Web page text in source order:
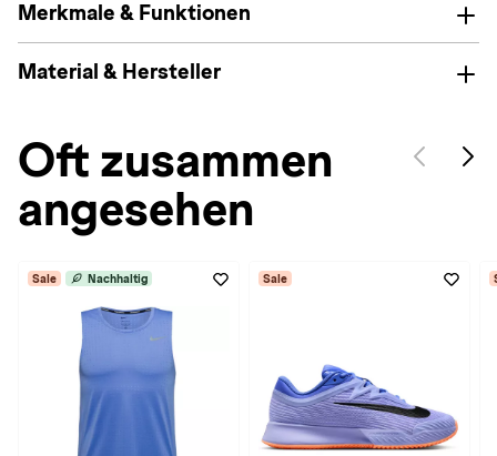
Merkmale & Funktionen
Material & Hersteller
Oft zusammen
angesehen
Sale Nachhaltig Sale